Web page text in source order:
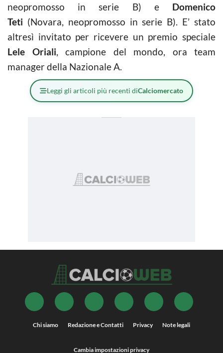
neopromosso in serie B) e Domenico
Teti (Novara, neopromosso in serie B). E’ stato
altresì invitato per ricevere un premio speciale
Lele Oriali, campione del mondo, ora team
manager della Nazionale A.
Leggi gli articoli più recenti diCalciomercato
Chi siamo Redazione e Contatti Privacy Note legali
Cambia impostazioni privacy